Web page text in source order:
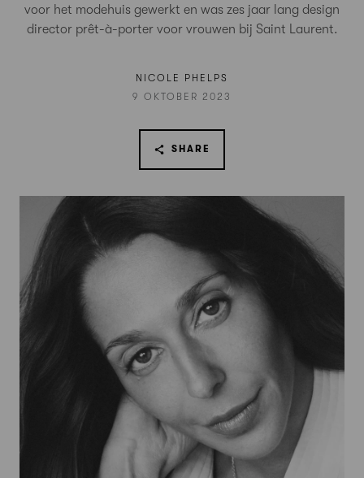
voor het modehuis gewerkt en was zes jaar lang design
director prêt-à-porter voor vrouwen bij Saint Laurent.
NICOLE PHELPS
9 OKTOBER 2023
SHARE